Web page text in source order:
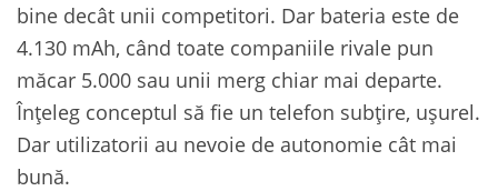
bine decât unii competitori. Dar bateria este de
4.130 mAh, când toate companiile rivale pun
măcar 5.000 sau unii merg chiar mai departe.
Înțeleg conceptul să fie un telefon subțire, ușurel.
Dar utilizatorii au nevoie de autonomie cât mai
bună.